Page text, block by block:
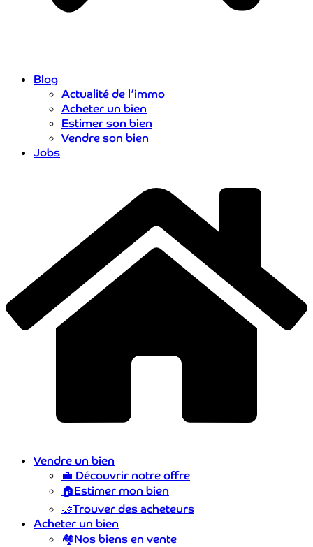
Blog
Actualité de l’immo
Acheter un bien
Estimer son bien
Vendre son bien
Jobs
Vendre un bien
💼 Découvrir notre offre
🏠Estimer mon bien
🤝Trouver des acheteurs
Acheter un bien
🏘️Nos biens en vente